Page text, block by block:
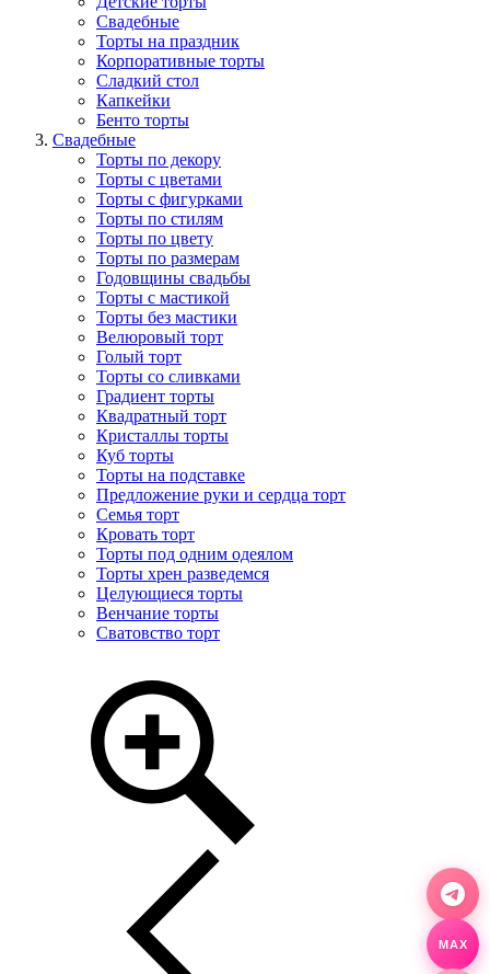
Свадебные
Торты на праздник
Корпоративные торты
Сладкий стол
Капкейки
Бенто торты
Свадебные
Торты по декору
Торты с цветами
Торты с фигурками
Торты по стилям
Торты по цвету
Торты по размерам
Годовщины свадьбы
Торты с мастикой
Торты без мастики
Велюровый торт
Голый торт
Торты со сливками
Градиент торты
Квадратный торт
Кристаллы торты
Куб торты
Торты на подставке
Предложение руки и сердца торт
Семья торт
Кровать торт
Торты под одним одеялом
Торты хрен разведемся
Целующиеся торты
Венчание торты
Сватовство торт
MAX